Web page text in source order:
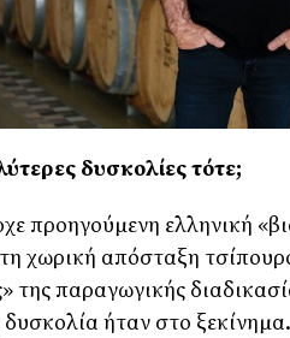
δυσκολίες τότε;
προηγούµενη ελληνική
χωρική απόσταξη
της παραγωγικής
ήταν στο